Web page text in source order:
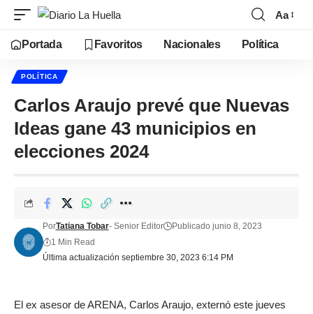
Aa
Portada Favoritos Nacionales Política
POLÍTICA
Carlos Araujo prevé que Nuevas
Ideas gane 43 municipios en
elecciones 2024
Última actualización septiembre 30, 2023 6:14 PM
PorTatiana Tobar- Senior Editor
Publicado junio 8, 2023
1 Min Read
El ex asesor de ARENA, Carlos Araujo, externó este jueves